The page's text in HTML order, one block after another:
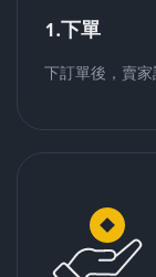
1.下單
下訂單後，賣家